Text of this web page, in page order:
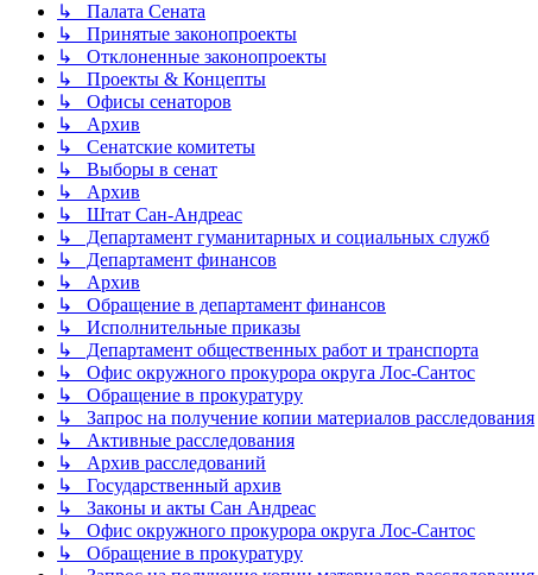
↳ Палата Сената
↳ Принятые законопроекты
↳ Отклоненные законопроекты
↳ Проекты & Концепты
↳ Офисы сенаторов
↳ Архив
↳ Сенатские комитеты
↳ Выборы в сенат
↳ Архив
↳ Штат Сан-Андреас
↳ Департамент гуманитарных и социальных служб
↳ Департамент финансов
↳ Архив
↳ Обращение в департамент финансов
↳ Исполнительные приказы
↳ Департамент общественных работ и транспорта
↳ Офис окружного прокурора округа Лос-Сантос
↳ Обращение в прокуратуру
↳ Запрос на получение копии материалов расследования
↳ Активные расследования
↳ Архив расследований
↳ Государственный архив
↳ Законы и акты Сан Андреас
↳ Офис окружного прокурора округа Лос-Сантос
↳ Обращение в прокуратуру